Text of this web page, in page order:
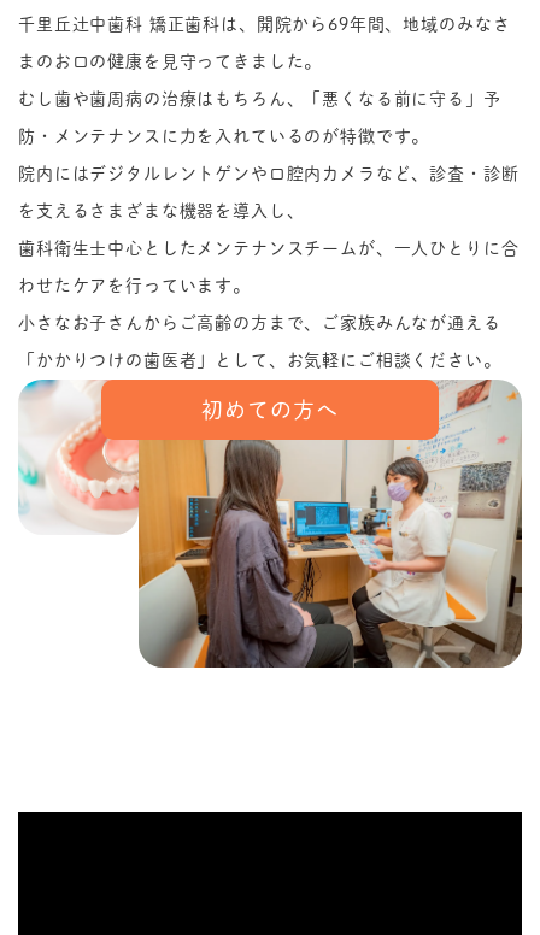
千里丘辻中歯科 矯正歯科は、開院から69年間、地域のみなさ
まのお口の健康を見守ってきました。
むし歯や歯周病の治療はもちろん、「悪くなる前に守る」予
防・メンテナンスに力を入れているのが特徴です。
院内にはデジタルレントゲンや口腔内カメラなど、診査・診断
を支えるさまざまな機器を導入し、
歯科衛生士中心としたメンテナンスチームが、一人ひとりに合
わせたケアを行っています。
小さなお子さんからご高齢の方まで、ご家族みんなが通える
「かかりつけの歯医者」として、お気軽にご相談ください。
初めての方へ